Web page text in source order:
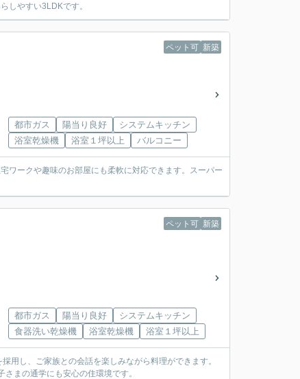
しやすい3LDKです。
ペット可 新築
都市ガス 陽当り良好
システムキッチン
浴室乾燥機
浴室１坪以上 バルコニー
ワークや趣味のお部屋にも柔軟に対応できます。スーパー
ペット可 新築
都市ガス 陽当り良好
システムキッチン
食器洗い乾燥機
浴室乾燥機 浴室１坪以上
用し、ご家族との会話を楽しみながら料理ができます。
まの通学にも安心の住環境です。